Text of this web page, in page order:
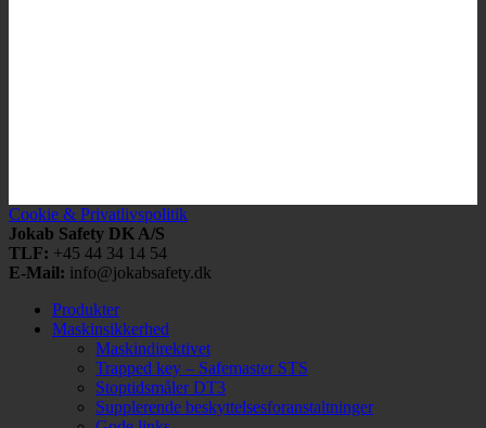
Cookie & Privatlivspolitik
Jokab Safety DK A/S
TLF: +45 44 34 14 54
E-Mail: info@jokabsafety.dk
Produkter
Maskinsikkerhed
Maskindirektivet
Trapped key – Safemaster STS
Stoptidsmåler DT3
Supplerende beskyttelsesforanstaltninger